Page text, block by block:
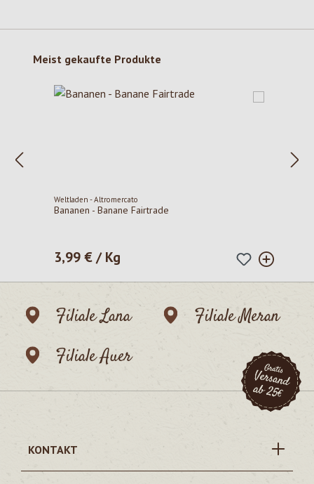
Produktgalerie überspringen
Meist gekaufte Produkte
Weltladen - Altromercato
Bananen - Banane Fairtrade
Regulärer Preis:
3,99 € / Kg
Filiale Lana
Filiale Meran
Filiale Auer
KONTAKT